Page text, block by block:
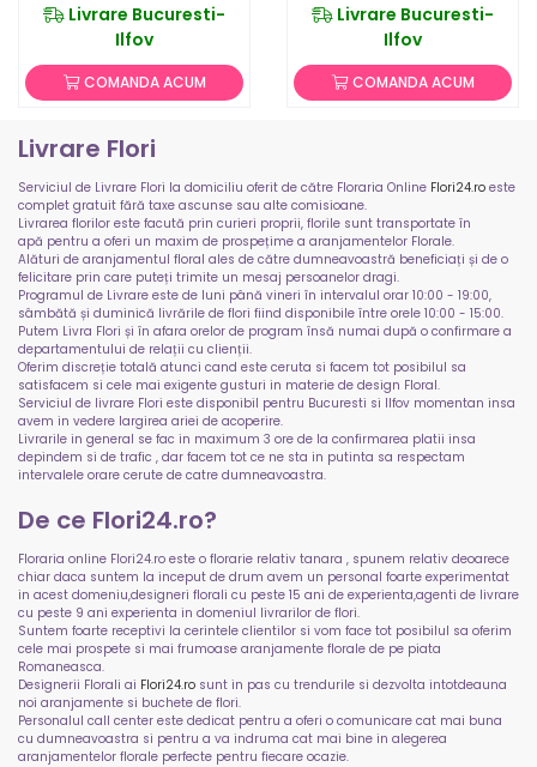
Livrare Bucuresti-
Ilfov
COMANDA ACUM
Livrare Bucuresti-
Ilfov
COMANDA ACUM
Livrare Flori
Serviciul de Livrare Flori la domiciliu oferit de către Floraria Online Flori24.ro este
complet gratuit fără taxe ascunse sau alte comisioane.
Livrarea florilor este facută prin curieri proprii, florile sunt transportate în
apă pentru a oferi un maxim de prospețime a aranjamentelor Florale.
Alături de aranjamentul floral ales de către dumneavoastră beneficiați și de o
felicitare prin care puteți trimite un mesaj persoanelor dragi.
Programul de Livrare este de luni până vineri în intervalul orar 10:00 - 19:00,
sâmbătă și duminică livrările de flori fiind disponibile între orele 10:00 - 15:00.
Putem Livra Flori și în afara orelor de program însă numai după o confirmare a
departamentului de relații cu clienții.
Oferim discreție totală atunci cand este ceruta si facem tot posibilul sa
satisfacem si cele mai exigente gusturi in materie de design Floral.
Serviciul de livrare Flori este disponibil pentru Bucuresti si Ilfov momentan insa
avem in vedere largirea ariei de acoperire.
Livrarile in general se fac in maximum 3 ore de la confirmarea platii insa
depindem si de trafic , dar facem tot ce ne sta in putinta sa respectam
intervalele orare cerute de catre dumneavoastra.
De ce Flori24.ro?
Floraria online Flori24.ro este o florarie relativ tanara , spunem relativ deoarece
chiar daca suntem la inceput de drum avem un personal foarte experimentat
in acest domeniu,designeri florali cu peste 15 ani de experienta,agenti de livrare
cu peste 9 ani experienta in domeniul livrarilor de flori.
Suntem foarte receptivi la cerintele clientilor si vom face tot posibilul sa oferim
cele mai prospete si mai frumoase aranjamente florale de pe piata
Romaneasca.
Designerii Florali ai Flori24.ro sunt in pas cu trendurile si dezvolta intotdeauna
noi aranjamente si buchete de flori.
Personalul call center este dedicat pentru a oferi o comunicare cat mai buna
cu dumneavoastra si pentru a va indruma cat mai bine in alegerea
aranjamentelor florale perfecte pentru fiecare ocazie.